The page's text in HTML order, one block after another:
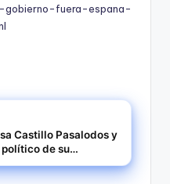
fuera-espana-
Castillo Pasalodos y
de su
en la macrocausa